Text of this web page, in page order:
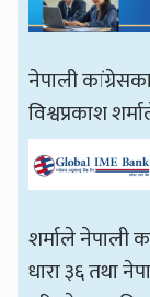
नेपाली
विश्वप्रकाश
शर्माले नेपाली
धारा ३६ तथा